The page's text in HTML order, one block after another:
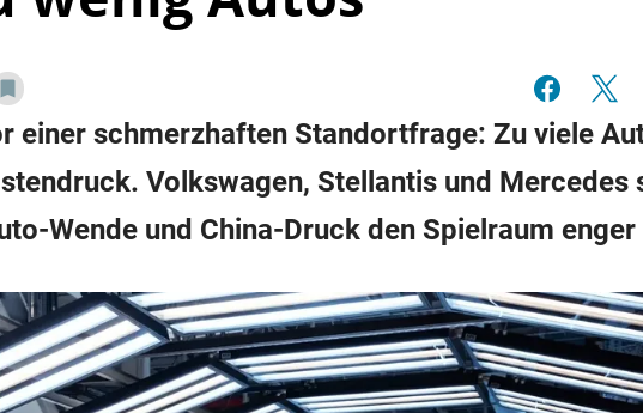
einer schmerzhaften Standortfrage: Zu viele
Volkswagen, Stellantis und Mercedes
Wende und China-Druck den Spielraum